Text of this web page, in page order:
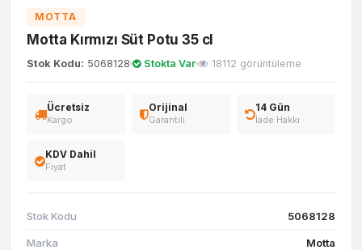
MOTTA
Motta Kırmızı Süt Potu 35 cl
Stok Kodu: 5068128 Stokta Var 18112 görüntüleme
Ücretsiz
Kargo
Orijinal
Garantili
14 Gün
İade Hakkı
KDV Dahil
Fiyat
Stok Kodu 5068128
Marka Motta